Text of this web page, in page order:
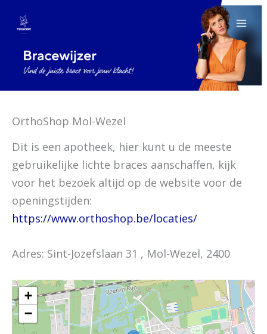
naar
inhoud
OrthoShop Mol-Wezel
Dit is een apotheek, hier kunt u de meeste
gebruikelijke lichte braces aanschaffen, kijk
voor het bezoek altijd op de website voor de
openingstijden:
https://www.orthoshop.be/locaties/
Adres: Sint-Jozefslaan 31 , Mol-Wezel, 2400
+
−